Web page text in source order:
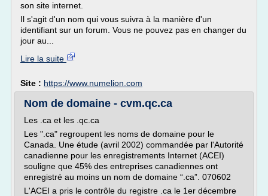
son site internet.
Il s'agit d'un nom qui vous suivra à la manière d'un
identifiant sur un forum. Vous ne pouvez pas en changer du
jour au...
Lire la suite
Site : https://www.numelion.com
Nom de domaine - cvm.qc.ca
Les .ca et les .qc.ca
Les ".ca" regroupent les noms de domaine pour le
Canada. Une étude (avril 2002) commandée par l'Autorité
canadienne pour les enregistrements Internet (ACEI)
souligne que 45% des entreprises canadiennes ont
enregistré au moins un nom de domaine “.ca”. 070602
L'ACEI a pris le contrôle du registre .ca le 1er décembre